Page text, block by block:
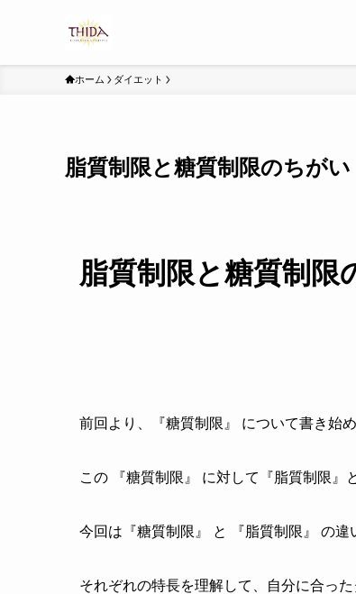
ホーム ダイエット
脂質制限と糖質制限のちがい
脂質制限と糖質制限
前回より、『糖質制限』 について書き始め
この 『糖質制限』 に対して『脂質制限』
今回は『糖質制限』 と 『脂質制限』 の違
それぞれの特長を理解して、自分に合っ